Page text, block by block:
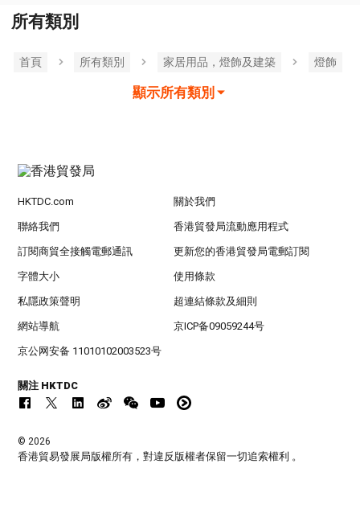
所有類別
首頁 所有類別 家居用品，燈飾及建築 燈飾
顯示所有類別
HKTDC.com 關於我們
聯絡我們 香港貿發局流動應用程式
訂閱商貿全接觸電郵通訊 更新您的香港貿發局電郵訂閱
字體大小 使用條款
私隱政策聲明 超連結條款及細則
網站導航 京ICP备09059244号
京公网安备 11010102003523号
關注 HKTDC
© 2026
香港貿易發展局版權所有，對違反版權者保留一切追索權利 。